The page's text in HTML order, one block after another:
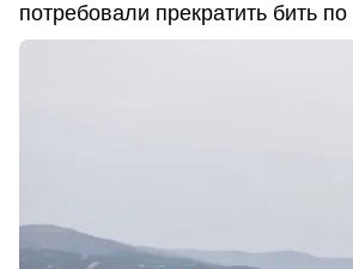
потребовали прекратить бить